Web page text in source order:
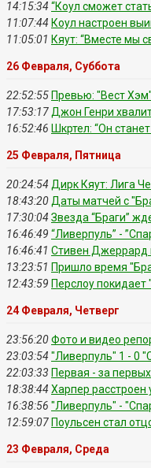
14:15:34 “Коул сможет
11:07:44 Коул настроен
11:05:01 Кяут: “Вместе мы
26 Февраля, Суббота
22:52:55 Превью: "Вест
17:53:17 Джон Генри
16:52:46 Шкртел: “Он
25 Февраля, Пятница
20:24:54 Дирк Кяут: Лига
18:43:20 Даты матчей с
17:30:04 Звезда “Браги”
16:46:49 “Ливерпуль” -
16:46:41 Стивен Джеррард
13:23:51 Пришло время
12:43:59 Перслоу покидает
24 Февраля, Четверг
23:56:20Фото и видео
23:03:54 "Ливерпуль" 1 - 0
22:03:33 Первая - за
18:38:44 Харпер
16:38:56 "Ливерпуль" -
12:59:07 Поульсен стал
23 Февраля, Среда